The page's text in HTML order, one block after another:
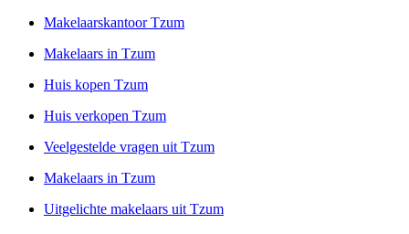
Makelaarskantoor Tzum
Makelaars in Tzum
Huis kopen Tzum
Huis verkopen Tzum
Veelgestelde vragen uit Tzum
Makelaars in Tzum
Uitgelichte makelaars uit Tzum